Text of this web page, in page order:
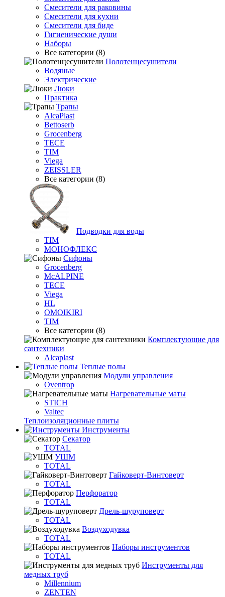
Смесители для раковины
Смесители для кухни
Смесители для биде
Гигиенические души
Наборы
Все категории (8)
Полотенцесушители
Водяные
Электрические
Люки
Практика
Трапы
AlcaPlast
Bettoserb
Grocenberg
TECE
TIM
Viega
ZEISSLER
Все категории (8)
Подводки для воды
TIM
МОНОФЛЕКС
Сифоны
Grocenberg
McALPINE
TECE
Viega
HL
OMOIKIRI
TIM
Все категории (8)
Комплектующие для
сантехники
Alcaplast
Теплые полы
Модули управления
Oventrop
Нагревательные маты
STICH
Valtec
Теплоизоляционные плиты
Инструменты
Секатор
TOTAL
УШМ
TOTAL
Гайковерт-Винтоверт
TOTAL
Перфоратор
TOTAL
Дрель-шуруповерт
TOTAL
Воздуходувка
TOTAL
Наборы инструментов
TOTAL
Инструменты для
медных труб
Millennium
ZENTEN